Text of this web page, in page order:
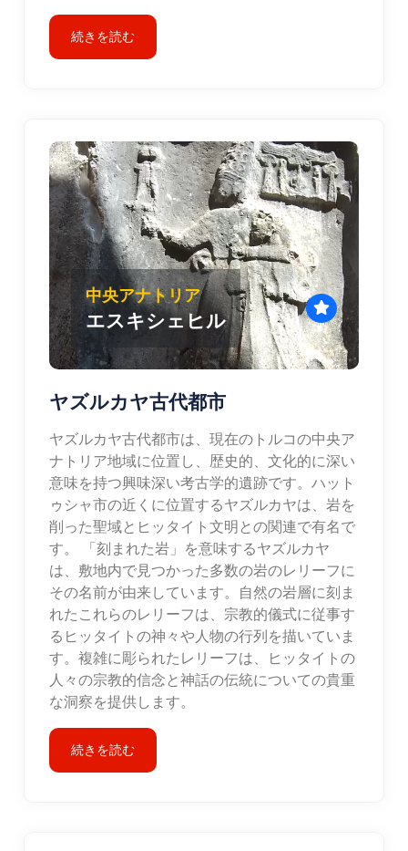
続きを読む
中央アナトリア
エスキシェヒル
ヤズルカヤ古代都市
ヤズルカヤ古代都市は、現在のトルコの中央ア
ナトリア地域に位置し、歴史的、文化的に深い
意味を持つ興味深い考古学的遺跡です。ハット
ゥシャ市の近くに位置するヤズルカヤは、岩を
削った聖域とヒッタイト文明との関連で有名で
す。 「刻まれた岩」を意味するヤズルカヤ
は、敷地内で見つかった多数の岩のレリーフに
その名前が由来しています。自然の岩層に刻ま
れたこれらのレリーフは、宗教的儀式に従事す
るヒッタイトの神々や人物の行列を描いていま
す。複雑に彫られたレリーフは、ヒッタイトの
人々の宗教的信念と神話の伝統についての貴重
な洞察を提供します。
続きを読む